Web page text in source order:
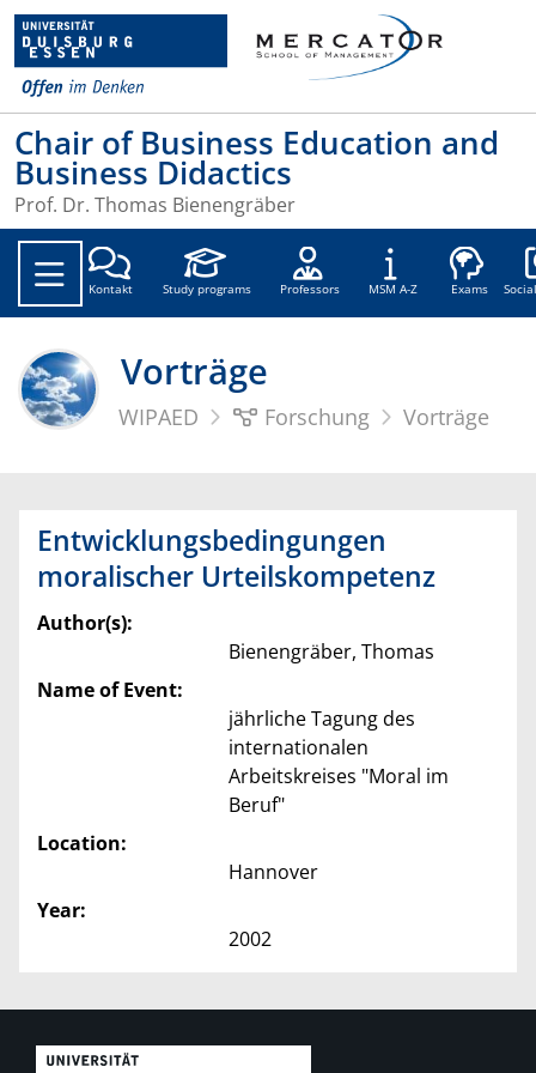
Chair of Business Education and
Business Didactics
Prof. Dr. Thomas Bienengräber
Kontakt Study programs Professors MSM A-Z Exams
Vorträge
WIPAED Forschung Vorträge
Entwicklungsbedingungen
moralischer Urteilskompetenz
Author(s):
Bienengräber, Thomas
Name of Event:
jährliche Tagung des
internationalen
Arbeitskreises "Moral im
Beruf"
Location:
Hannover
Year:
2002